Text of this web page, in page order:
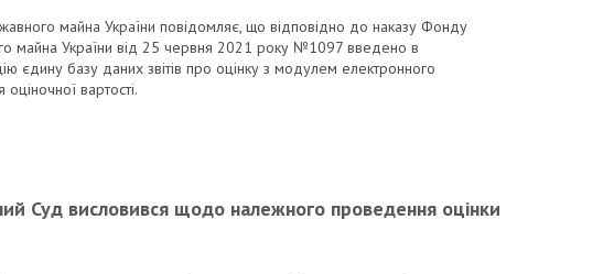
майна України повідомляє, що відповідно до наказу Фонду
майна України від 25 червня 2021 року №1097 введено в
єдину базу даних звітів про оцінку з модулем електронного
оціночної вартості.
Суд висловився щодо належного проведення оцінки